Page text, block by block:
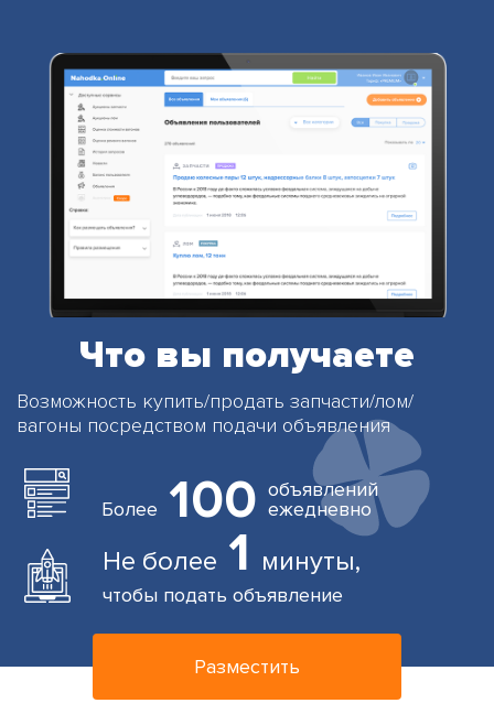
Что вы получаете
Возможность купить/продать запчасти/лом/
вагоны посредством подачи объявления
Более 100 объявлений
ежедневно
Не более 1 минуты,
чтобы подать объявление
Разместить